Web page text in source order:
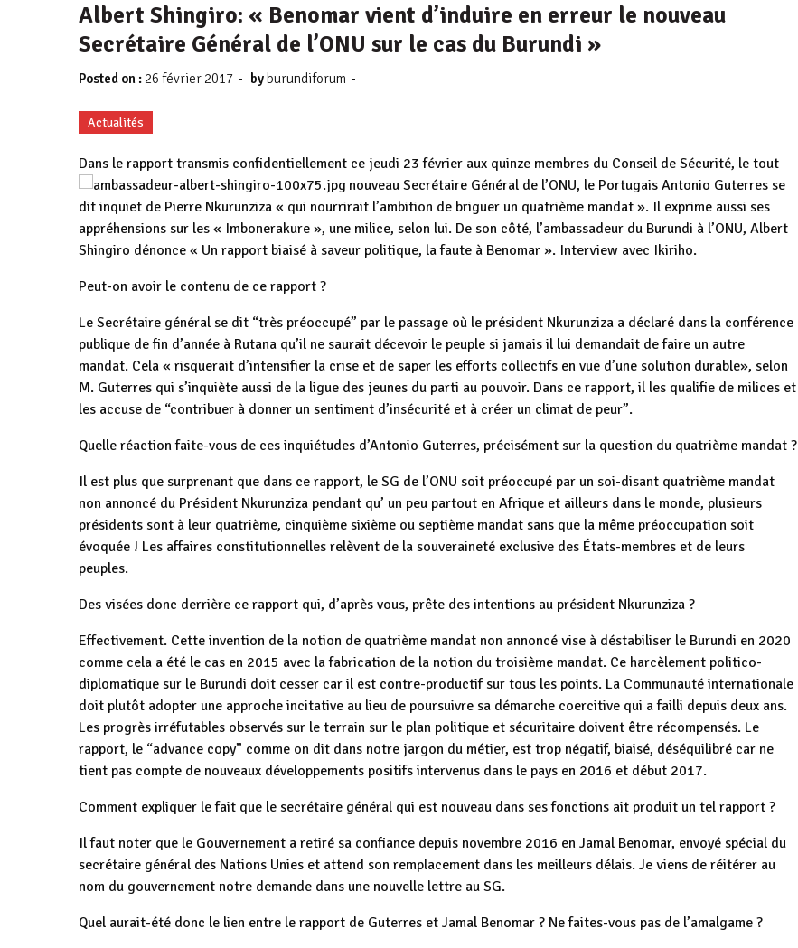
Albert Shingiro: « Benomar vient d’induire en erreur le nouveau
Secrétaire Général de l’ONU sur le cas du Burundi »
Posted on : 26 février 2017 - by burundiforum -
Actualités
Dans le rapport transmis confidentiellement ce jeudi 23 février aux quinze membres du Conseil de Sécurité, le tout
nouveau Secrétaire Général de l’ONU, le Portugais Antonio Guterres se
dit inquiet de Pierre Nkurunziza « qui nourrirait l’ambition de briguer un quatrième mandat ». Il exprime aussi ses
appréhensions sur les « Imbonerakure », une milice, selon lui. De son côté, l’ambassadeur du Burundi à l’ONU, Albert
Shingiro dénonce « Un rapport biaisé à saveur politique, la faute à Benomar ». Interview avec Ikiriho.
Peut-on avoir le contenu de ce rapport ?
Le Secrétaire général se dit “très préoccupé” par le passage où le président Nkurunziza a déclaré dans la conférence
publique de fin d’année à Rutana qu’il ne saurait décevoir le peuple si jamais il lui demandait de faire un autre
mandat. Cela « risquerait d’intensifier la crise et de saper les efforts collectifs en vue d’une solution durable», selon
M. Guterres qui s’inquiète aussi de la ligue des jeunes du parti au pouvoir. Dans ce rapport, il les qualifie de milices et
les accuse de “contribuer à donner un sentiment d’insécurité et à créer un climat de peur”.
Quelle réaction faite-vous de ces inquiétudes d’Antonio Guterres, précisément sur la question du quatrième mandat ?
Il est plus que surprenant que dans ce rapport, le SG de l’ONU soit préoccupé par un soi-disant quatrième mandat
non annoncé du Président Nkurunziza pendant qu’ un peu partout en Afrique et ailleurs dans le monde, plusieurs
présidents sont à leur quatrième, cinquième sixième ou septième mandat sans que la même préoccupation soit
évoquée ! Les affaires constitutionnelles relèvent de la souveraineté exclusive des États-membres et de leurs
peuples.
Des visées donc derrière ce rapport qui, d’après vous, prête des intentions au président Nkurunziza ?
Effectivement. Cette invention de la notion de quatrième mandat non annoncé vise à déstabiliser le Burundi en 2020
comme cela a été le cas en 2015 avec la fabrication de la notion du troisième mandat. Ce harcèlement politico-
diplomatique sur le Burundi doit cesser car il est contre-productif sur tous les points. La Communauté internationale
doit plutôt adopter une approche incitative au lieu de poursuivre sa démarche coercitive qui a failli depuis deux ans.
Les progrès irréfutables observés sur le terrain sur le plan politique et sécuritaire doivent être récompensés. Le
rapport, le “advance copy” comme on dit dans notre jargon du métier, est trop négatif, biaisé, déséquilibré car ne
tient pas compte de nouveaux développements positifs intervenus dans le pays en 2016 et début 2017.
Comment expliquer le fait que le secrétaire général qui est nouveau dans ses fonctions ait produit un tel rapport ?
Il faut noter que le Gouvernement a retiré sa confiance depuis novembre 2016 en Jamal Benomar, envoyé spécial du
secrétaire général des Nations Unies et attend son remplacement dans les meilleurs délais. Je viens de réitérer au
nom du gouvernement notre demande dans une nouvelle lettre au SG.
Quel aurait-été donc le lien entre le rapport de Guterres et Jamal Benomar ? Ne faites-vous pas de l’amalgame ?